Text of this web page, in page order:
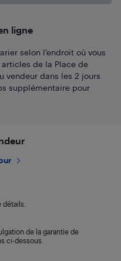
ligne
selon l'endroit où vous
de la Place de
vendeur dans les 2 jours
supplémentaire pour
de la garantie de
ci-dessous.